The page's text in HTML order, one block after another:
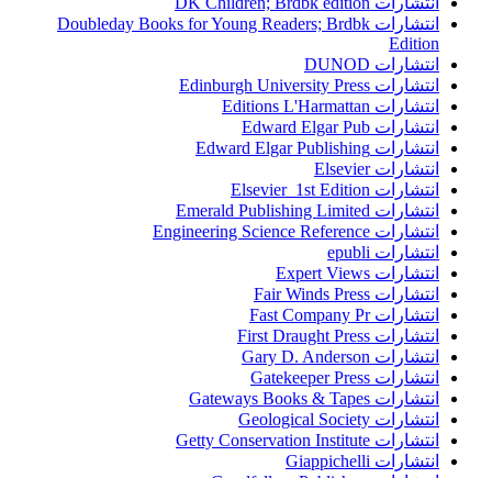
انتشارات Doubleday Books for Young Readers; Brdbk
Edition
انتشارات DUNOD
انتشارات Edinburgh University Press
انتشارات Editions L'Harmattan
انتشارات Edward Elgar Pub
انتشارات Edward Elgar Publishing
انتشارات Elsevier
انتشارات Elsevier 1st Edition
انتشارات Emerald Publishing Limited
انتشارات Engineering Science Reference
انتشارات epubli
انتشارات Expert Views
انتشارات Fair Winds Press
انتشارات Fast Company Pr
انتشارات First Draught Press
انتشارات Gary D. Anderson
انتشارات Gatekeeper Press
انتشارات Gateways Books & Tapes
انتشارات Geological Society
انتشارات Getty Conservation Institute
انتشارات Giappichelli